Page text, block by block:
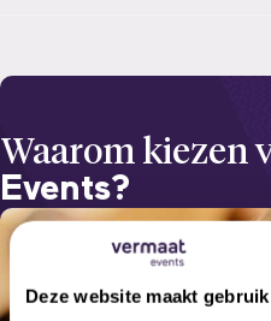
Deze website maakt
Waarom kiezen
Events?